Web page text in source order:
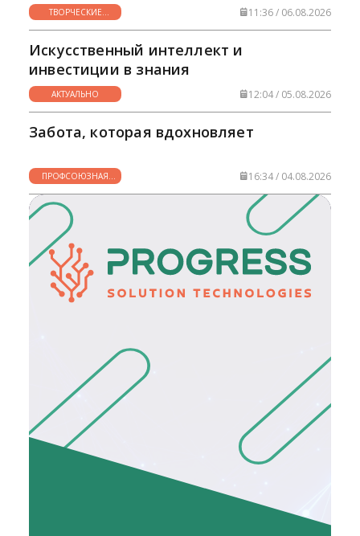
ТВОРЧЕСКИЕ
ГОРИЗОНТЫ
11:36 / 06.08.2026
Искусственный интеллект и
инвестиции в знания
АКТУАЛЬНО 12:04 / 05.08.2026
Забота, которая вдохновляет
ПРОФСОЮЗНАЯ
ЖИЗНЬ
16:34 / 04.08.2026